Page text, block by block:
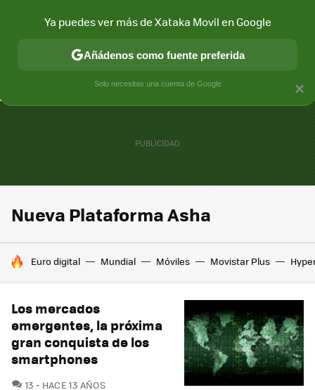
CONECTIVIDAD MÓVIL Y SOCIEDAD APLICACIONES
Nueva Plataforma Asha
HOY SE HABLA DE
Euro digital Mundial Móviles Movistar Plus
Los mercados
emergentes, la próxima
gran conquista de los
smartphones
13 COMENTARIOS
HACE 13 AÑOS
×
Ya puedes ver más de Xataka Movil en Google
Añádenos como fuente preferida
Solo necesitas una cuenta de Google